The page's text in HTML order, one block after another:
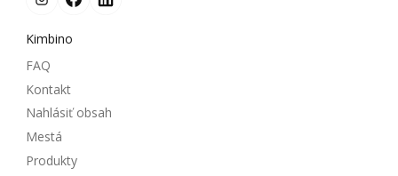
Kimbino
FAQ
Kontakt
Nahlásiť obsah
Mestá
Produkty